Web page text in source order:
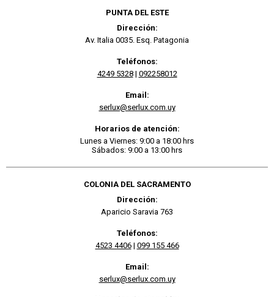
PUNTA DEL ESTE
Dirección:
Av. Italia 0035. Esq. Patagonia
Teléfonos:
4249 5328| 092258012
Email:
serlux@serlux.com.uy
Horarios de atención:
Lunes a Viernes: 9:00 a 18:00 hrs
Sábados: 9:00 a 13:00 hrs
COLONIA DEL SACRAMENTO
Dirección:
Aparicio Saravia 763
Teléfonos:
4523 4406| 099 155 466
Email:
serlux@serlux.com.uy